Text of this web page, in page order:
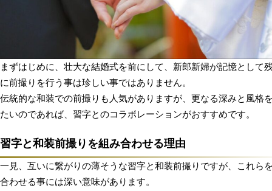
まずはじめに、壮大な結婚式を前にして、新郎新婦が記憶として
に前撮りを行う事は珍しい事ではありません。
伝統的な和装での前撮りも人気がありますが、更なる深みと風格
たいのであれば、習字とのコラボレーションがおすすめです。
習字と和装前撮りを組み合わせる理由
一見、互いに繋がりの薄そうな習字と和装前撮りですが、これら
合わせる事には深い意味があります。